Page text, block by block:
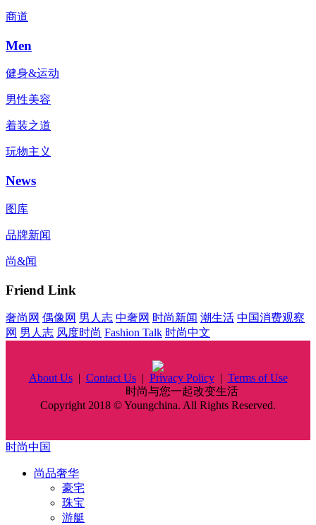
商道
Men
健身&运动
男性美容
着装之道
玩物主义
News
图库
品牌新闻
尚&闻
Friend Link
奢尚网 偶像网 男人志 中奢网 时尚新闻 潮生活 中国消费观察
网 男人志 风度时尚 Fashion Talk 时尚中文
About Us| Contact Us| Privacy Policy| Terms of Use
时尚与您一起改变生活
Copyright 2018 © Youngchina. All Rights Reserved.
时尚中国
尚品奢华
豪宅
珠宝
游艇